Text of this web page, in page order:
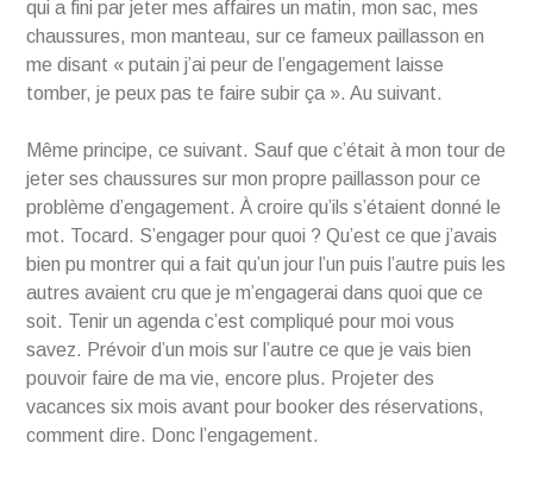
qui a fini par jeter mes affaires un matin, mon sac, mes
chaussures, mon manteau, sur ce fameux paillasson en
me disant « putain j’ai peur de l’engagement laisse
tomber, je peux pas te faire subir ça ». Au suivant.
Même principe, ce suivant. Sauf que c’était à mon tour de
jeter ses chaussures sur mon propre paillasson pour ce
problème d’engagement. À croire qu’ils s’étaient donné le
mot. Tocard. S’engager pour quoi ? Qu’est ce que j’avais
bien pu montrer qui a fait qu’un jour l’un puis l’autre puis les
autres avaient cru que je m’engagerai dans quoi que ce
soit. Tenir un agenda c’est compliqué pour moi vous
savez. Prévoir d’un mois sur l’autre ce que je vais bien
pouvoir faire de ma vie, encore plus. Projeter des
vacances six mois avant pour booker des réservations,
comment dire. Donc l’engagement.